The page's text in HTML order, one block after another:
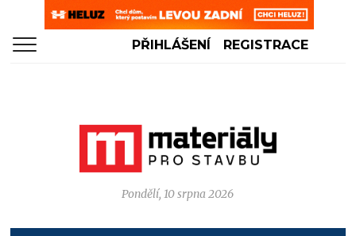
PŘIHLÁŠENÍ REGISTRACE
Pondělí, 10 srpna 2026